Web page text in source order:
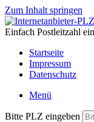
Zum Inhalt springen
Einfach Postleitzahl
Startseite
Impressum
Datenschutz
Menü
Bitte PLZ eingeben